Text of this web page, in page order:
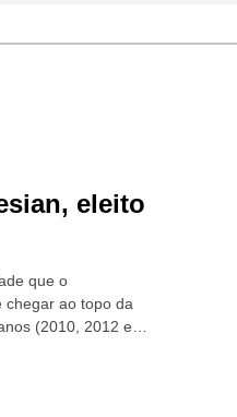
eleito
que o
chegar ao topo da
(2010, 2012 e